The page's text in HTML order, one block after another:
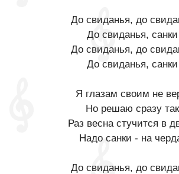
До свиданья, до
До свиданья, санки
До свиданья, до
До свиданья, санки
Я глазам своим не
Но решаю сразу так
Раз весна стучится в
Надо санки - на
До свиданья, до